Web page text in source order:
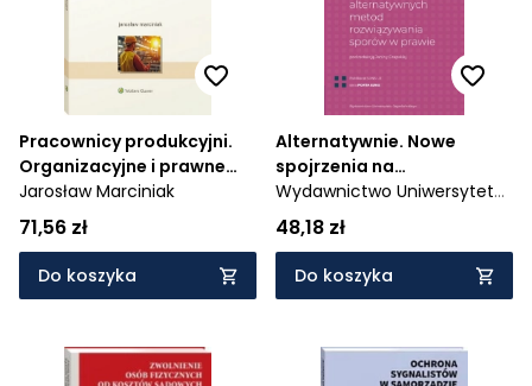
Pracownicy produkcyjni.
Organizacyjne i prawne
aspekty zarządzania
Jarosław Marciniak
71,56 zł
Do koszyka
Alternatywnie. Nowe
spojrzenia na
zastosowanie
alternatywnych metod
rozwiązywania sporów w
prawie
Wydawnictwo Uniwersytetu
Jagiellońskiego
48,18 zł
Do koszyka